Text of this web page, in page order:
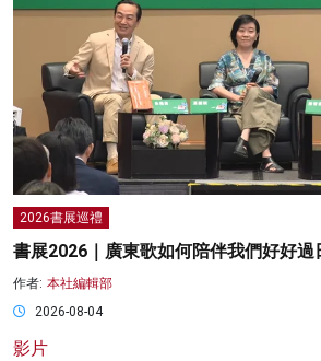
2026書展巡禮
書展2026｜廣東歌如何陪伴我們好好過
作者: 本社編輯部
2026-08-04
影片